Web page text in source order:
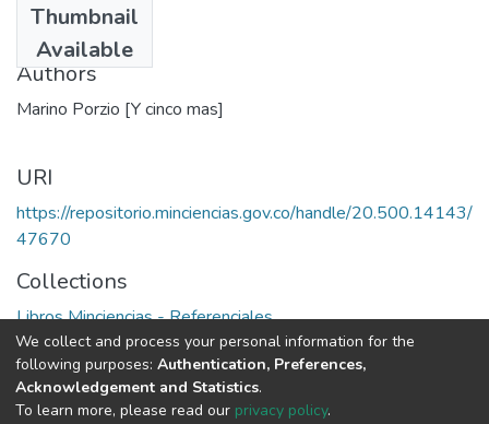
Thumbnail
Available
1989
Authors
Marino Porzio [Y cinco mas]
URI
https://repositorio.minciencias.gov.co/handle/20.500.14143/
47670
Collections
Libros Minciencias - Referenciales
Full item page
We collect and process your personal information for the
following purposes: Authentication, Preferences,
Acknowledgement and Statistics.
To learn more, please read our privacy policy.